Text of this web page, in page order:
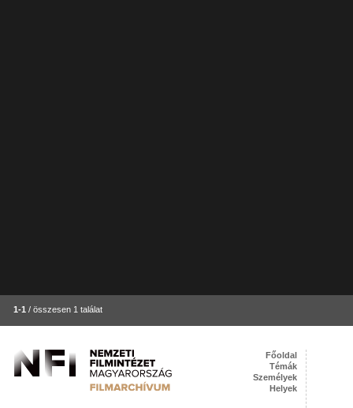
1-1 / összesen 1 találat
Főoldal
Témák
Személyek
Helyek